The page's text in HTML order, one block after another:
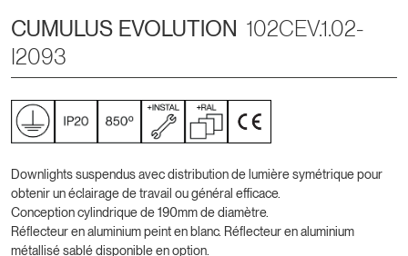
CUMULUS EVOLUTION 102CEV.1.02-
I2093
Downlights suspendus avec distribution de lumière symétrique pour
obtenir un éclairage de travail ou général efficace.
Conception cylindrique de 190mm de diamètre.
Réflecteur en aluminium peint en blanc. Réflecteur en aluminium
métallisé sablé disponible en option.